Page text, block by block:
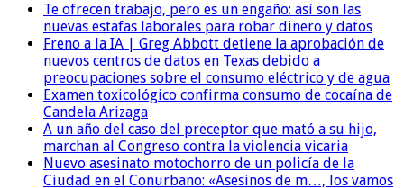
Te ofrecen trabajo, pero es un engaño: así son las
nuevas estafas laborales para robar dinero y datos
Freno a la IA | Greg Abbott detiene la aprobación de
nuevos centros de datos en Texas debido a
preocupaciones sobre el consumo eléctrico y de agua
Examen toxicológico confirma consumo de cocaína de
Candela Arizaga
A un año del caso del preceptor que mató a su hijo,
marchan al Congreso contra la violencia vicaria
Nuevo asesinato motochorro de un policía de la
Ciudad en el Conurbano: «Asesinos de m…, los vamos